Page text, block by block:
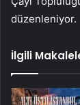
düzenleniyor.
İlgili